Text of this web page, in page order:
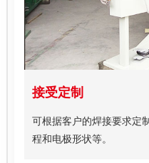
接受定制
可根据客户的焊接要求定
程和电极形状等。